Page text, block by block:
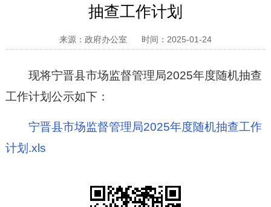
抽查工作计划
来源：政府办公室 时间：2025-01-24
现将宁晋县市场监督管理局2025年度随机抽查
工作计划公示如下：
宁晋县市场监督管理局2025年度随机抽查工作
计划.xls